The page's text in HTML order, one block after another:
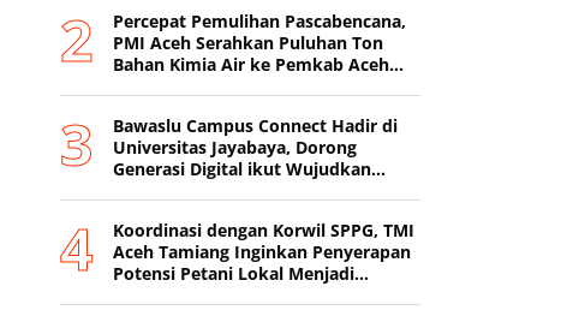
Percepat Pemulihan Pascabencana,
PMI Aceh Serahkan Puluhan Ton
Bahan Kimia Air ke Pemkab Aceh
Bawaslu Campus Connect Hadir di
Universitas Jayabaya, Dorong
Generasi Digital ikut Wujudkan
Koordinasi dengan Korwil SPPG, TMI
Aceh Tamiang Inginkan Penyerapan
Potensi Petani Lokal Menjadi